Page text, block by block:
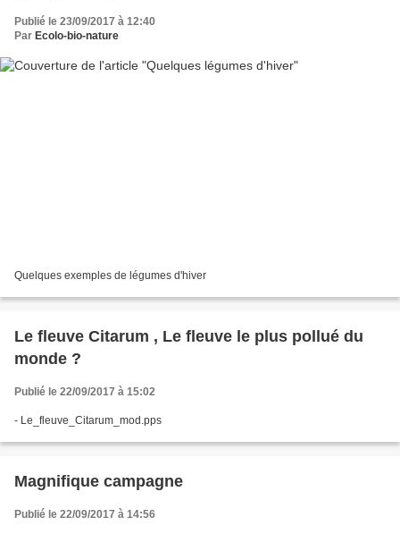
Publié le 23/09/2017 à 12:40
Par Ecolo-bio-nature
Quelques exemples de légumes d'hiver
Le fleuve Citarum , Le fleuve le plus pollué du
monde ?
Publié le 22/09/2017 à 15:02
- Le_fleuve_Citarum_mod.pps
Magnifique campagne
Publié le 22/09/2017 à 14:56